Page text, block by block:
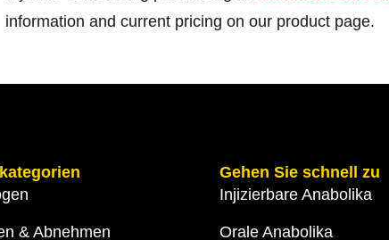
information and current pricing on our product page.
& Abnehmen
Gehen Sie schnell zu
Injizierbare Anabolika
Orale Anabolika